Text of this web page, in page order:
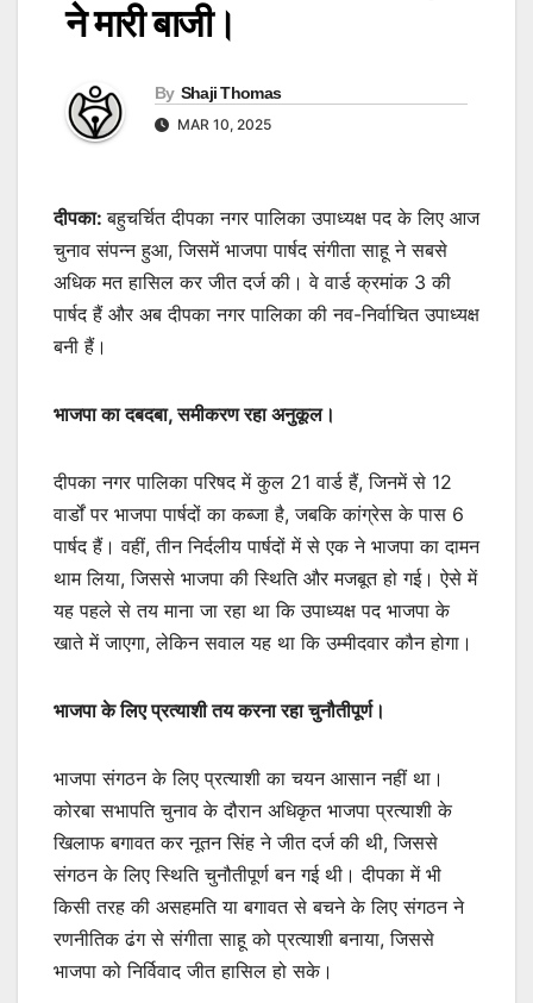
ने मारी बाजी।
By Shaji Thomas
MAR 10, 2025
दीपका:बहुचर्चित दीपका नगर पालिका उपाध्यक्ष पद के लिए आज
चुनाव संपन्न हुआ, जिसमें भाजपा पार्षद संगीता साहू ने सबसे
अधिक मत हासिल कर जीत दर्ज की। वे वार्ड क्रमांक 3 की
पार्षद हैं और अब दीपका नगर पालिका की नव-निर्वाचित उपाध्यक्ष
बनी हैं।
भाजपा का दबदबा, समीकरण रहा अनुकूल।
दीपका नगर पालिका परिषद में कुल 21 वार्ड हैं, जिनमें से 12
वार्डों पर भाजपा पार्षदों का कब्जा है, जबकि कांग्रेस के पास 6
पार्षद हैं। वहीं, तीन निर्दलीय पार्षदों में से एक ने भाजपा का दामन
थाम लिया, जिससे भाजपा की स्थिति और मजबूत हो गई। ऐसे में
यह पहले से तय माना जा रहा था कि उपाध्यक्ष पद भाजपा के
खाते में जाएगा, लेकिन सवाल यह था कि उम्मीदवार कौन होगा।
भाजपा के लिए प्रत्याशी तय करना रहा चुनौतीपूर्ण।
भाजपा संगठन के लिए प्रत्याशी का चयन आसान नहीं था।
कोरबा सभापति चुनाव के दौरान अधिकृत भाजपा प्रत्याशी के
खिलाफ बगावत कर नूतन सिंह ने जीत दर्ज की थी, जिससे
संगठन के लिए स्थिति चुनौतीपूर्ण बन गई थी। दीपका में भी
किसी तरह की असहमति या बगावत से बचने के लिए संगठन ने
रणनीतिक ढंग से संगीता साहू को प्रत्याशी बनाया, जिससे
भाजपा को निर्विवाद जीत हासिल हो सके।